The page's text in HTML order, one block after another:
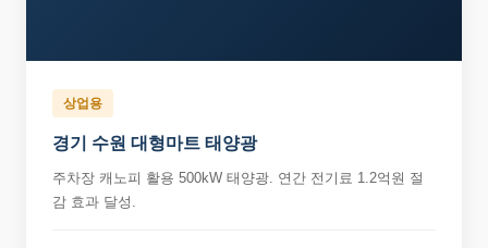
상업용
경기 수원 대형마트 태양광
주차장 캐노피 활용 500kW 태양광. 연간 전기료 1.2억원 절
감 효과 달성.